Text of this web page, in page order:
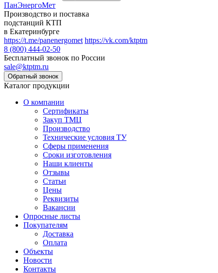
ПанЭнергоМет
Производство и поставка
подстанций КТП
в Екатеринбурге
https://t.me/panenergomet https://vk.com/ktptm
8 (800) 444-02-50
Бесплатный звонок по России
sale@ktptm.ru
Каталог продукции
О компании
Сертификаты
Закуп ТМЦ
Производство
Технические условия ТУ
Сферы применения
Сроки изготовления
Наши клиенты
Отзывы
Статьи
Цены
Реквизиты
Вакансии
Опросные листы
Покупателям
Доставка
Оплата
Объекты
Новости
Контакты